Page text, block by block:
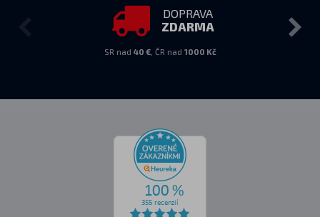
DOPRAVA
ZDARMA
SR nad 40 €, ČR nad 1000 Kč